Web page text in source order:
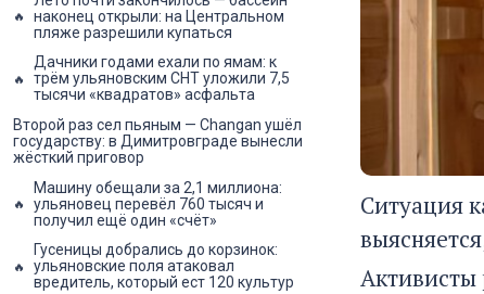
Ситуация
Активисты
наконец открыли: на Центральном
пляже разрешили купаться
Дачники годами ехали по ямам: к
трём ульяновским СНТ уложили 7,5
тысячи «квадратов» асфальта
Второй раз сел пьяным — Changan ушёл
государству: в Димитровграде вынесли
жёсткий приговор
Машину обещали за 2,1 миллиона:
ульяновец перевёл 760 тысяч и
получил ещё один «счёт»
Гусеницы добрались до корзинок:
ульяновские поля атаковал
вредитель, который ест 120 культур